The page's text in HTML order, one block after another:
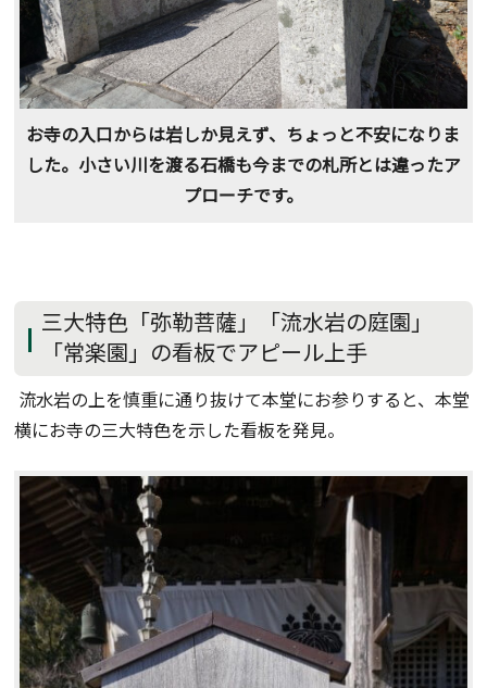
お寺の入口からは岩しか見えず、ちょっと不安になりま
した。小さい川を渡る石橋も今までの札所とは違ったア
プローチです。
三大特色「弥勒菩薩」「流水岩の庭園」
「常楽園」の看板でアピール上手
流水岩の上を慎重に通り抜けて本堂にお参りすると、本堂
横にお寺の三大特色を示した看板を発見。